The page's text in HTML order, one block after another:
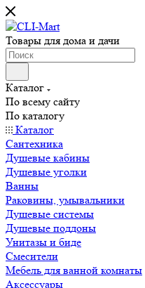
Товары для дома и дачи
Каталог
По всему сайту
По каталогу
Каталог
Сантехника
Душевые кабины
Душевые уголки
Ванны
Раковины, умывальники
Душевые системы
Душевые поддоны
Унитазы и биде
Смесители
Мебель для ванной комнаты
Аксессуары